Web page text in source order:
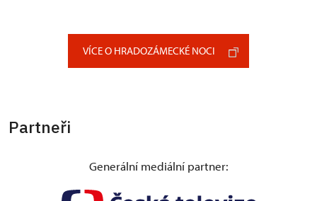
VÍCE O HRADOZÁMECKÉ NOCI
Partneři
Generální mediální partner: